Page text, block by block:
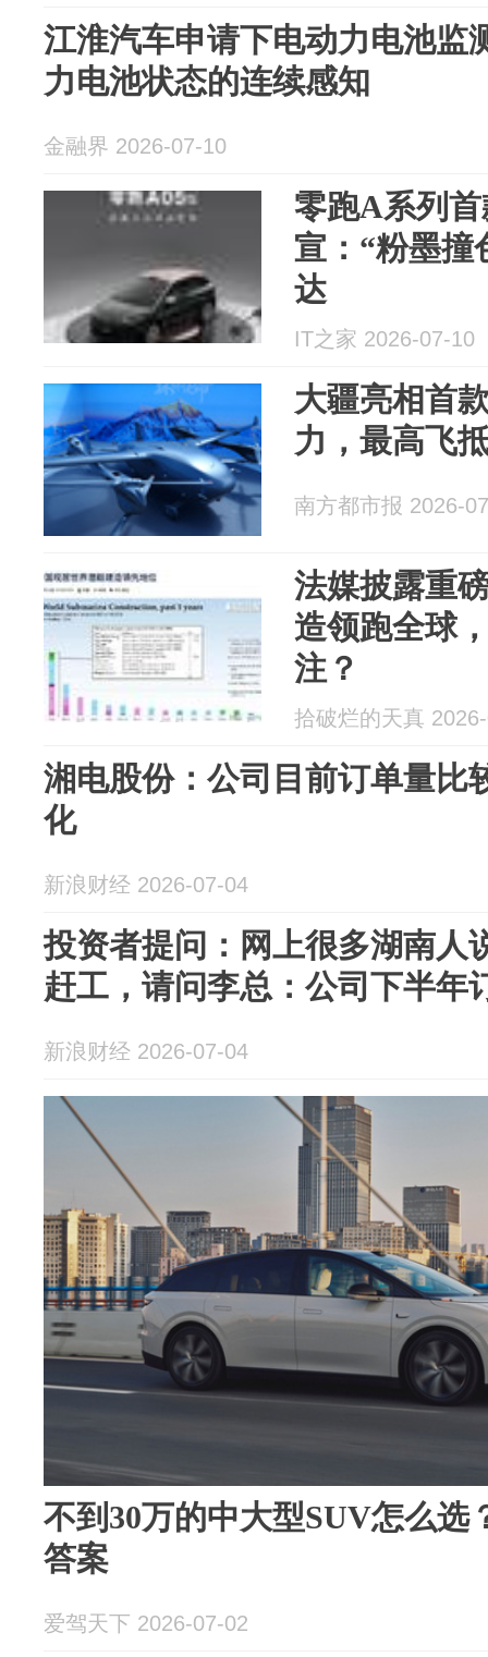
江淮汽车申请下电动力电池监
力电池状态的连续感知
金融界 2026-07-10
零跑A系列
宣：“粉墨撞
达
IT之家 2026-07-10
大疆亮相首
力，最高飞
南方都市报 2026-
法媒披露重
造领跑全球
注？
拾破烂的天真
湘电股份：公司目前订单量比
化
新浪财经 2026-07-04
投资者提问：网上很多湖南人
赶工，请问李总：公司下半年
新浪财经 2026-07-04
不到30万的中大型SUV怎么选
答案
爱驾天下 2026-07-02